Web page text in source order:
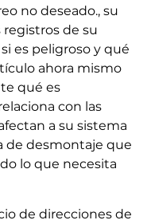
no deseado., su
registros de su
es peligroso y qué
ahora mismo
qué es
con las
a su sistema
de desmontaje que
lo que necesita
de direcciones de